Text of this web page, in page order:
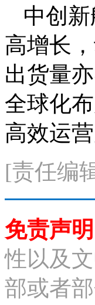
中创
高增长
出货量
全球化
高效运
[责任编
免责声明
性以及
部或者